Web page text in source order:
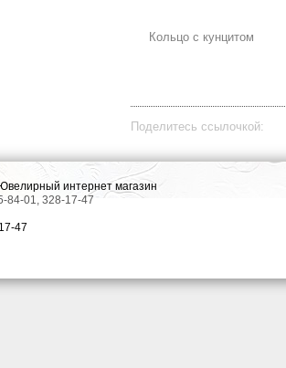
Кольцо с кунцитом
Поделитесь ссылочкой:
Ювелирный интернет магазин
84-01, 328-17-47
47